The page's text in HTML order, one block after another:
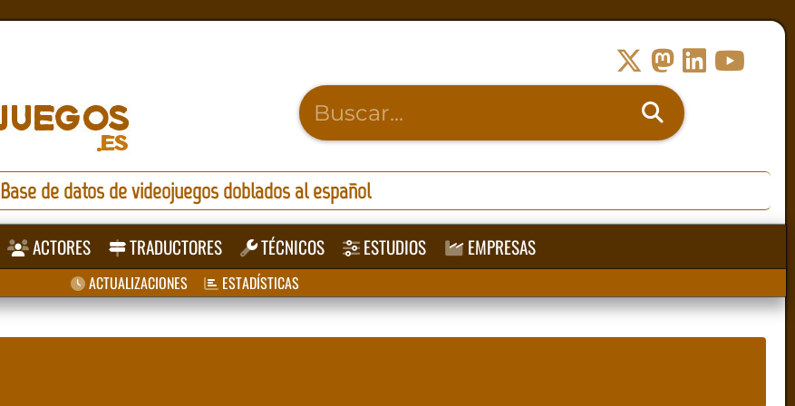
Base de datos de videojuegos doblados al español
ACTORES TRADUCTORES TÉCNICOS ESTUDIOS EMPRESAS
ACTUALIZACIONES ESTADÍSTICAS